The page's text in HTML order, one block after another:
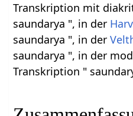
Transkription mit
saundarya ", in der
saundarya ", in der
saundarya ", in der
Transkription "